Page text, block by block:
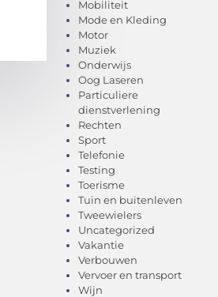
Mobiliteit
Mode en Kleding
Motor
Muziek
Onderwijs
Oog Laseren
Particuliere
dienstverlening
Rechten
Sport
Telefonie
Testing
Toerisme
Tuin en buitenleven
Tweewielers
Uncategorized
Vakantie
Verbouwen
Vervoer en transport
Wijn